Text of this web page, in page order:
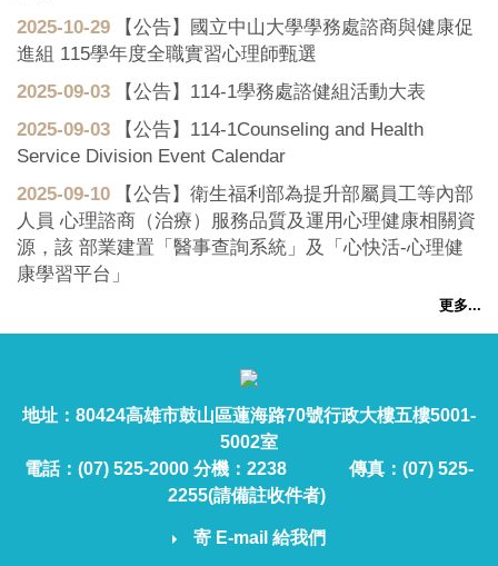
2025-10-29
【公告】國立中山大學學務處諮商與健康促
進組 115學年度全職實習心理師甄選
2025-09-03
【公告】114-1學務處諮健組活動大表
2025-09-03
【公告】114-1Counseling and Health
Service Division Event Calendar
2025-09-10
【公告】衛生福利部為提升部屬員工等內部
人員 心理諮商（治療）服務品質及運用心理健康相關資
源，該 部業建置「醫事查詢系統」及「心快活-心理健
康學習平台」
更多...
地址：80424高雄市鼓山區蓮海路70號行政大樓五樓5001-
5002室
電話：(07) 525-2000 分機：2238 傳真：(07) 525-
2255(請備註收件者)
寄 E-mail 給我們